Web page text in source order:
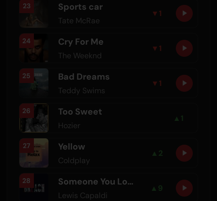
23 Sports car
Tate McRae
▼ 1
24 Cry For Me
The Weeknd
▼ 1
25 Bad Dreams
Teddy Swims
▼ 1
26 Too Sweet
Hozier
▲ 1
27 Yellow
Coldplay
▲ 2
28 Someone You Loved
Lewis Capaldi
▲ 9